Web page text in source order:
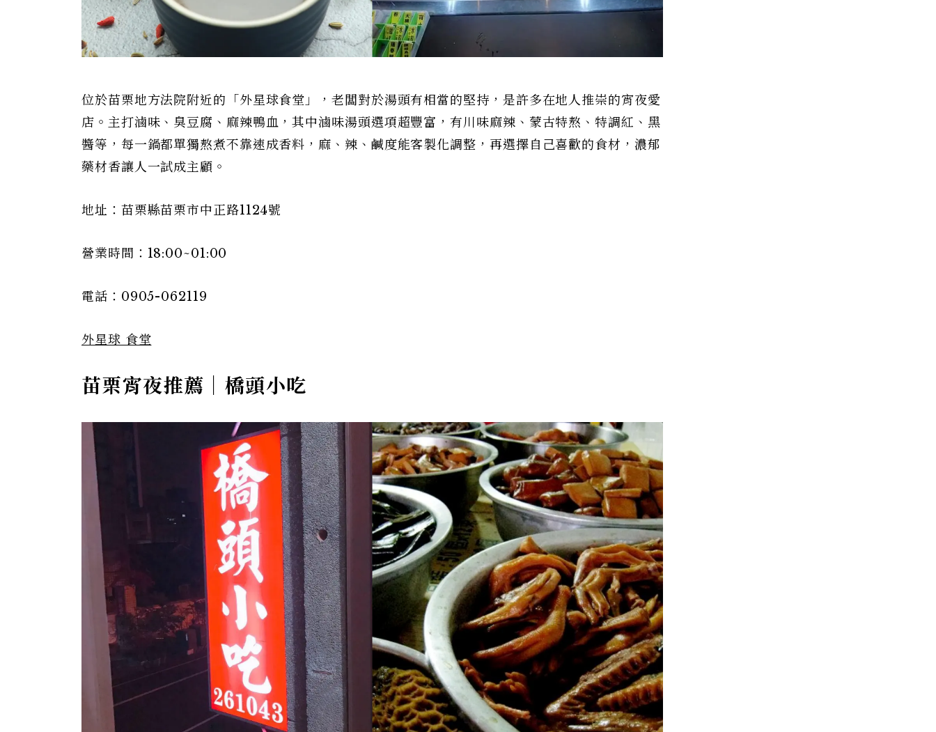
位於苗栗地方法院附近的「外星球食堂」，老闆對於湯頭有相當的堅持，是許多在地人推崇的宵夜愛
店。主打滷味、臭豆腐、麻辣鴨血，其中滷味湯頭選項超豐富，有川味麻辣、蒙古特熬、特調紅、黑
醬等，每一鍋都單獨熬煮不靠速成香料，麻、辣、鹹度能客製化調整，再選擇自己喜歡的食材，濃郁
藥材香讓人一試成主顧。
地址：苗栗縣苗栗市中正路1124號
營業時間：18:00~01:00
電話：0905-062119
外星球 食堂
苗栗宵夜推薦｜橋頭小吃